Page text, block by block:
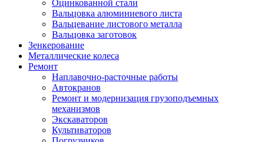
Оцинкованной стали
Вальцовка алюминиевого листа
Вальцевание листового металла
Вальцовка заготовок
Зенкерование
Металлические колеса
Ремонт
Наплавочно-расточные работы
Автокранов
Ремонт и модернизация грузоподъемных
механизмов
Экскаваторов
Культиваторов